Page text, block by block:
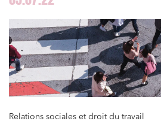
Relations sociales et droit du travail